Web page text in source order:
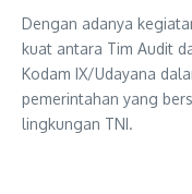
Dengan adanya
kuat antara Tim Audit
Kodam IX/Udayana
pemerintahan yang
lingkungan TNI.